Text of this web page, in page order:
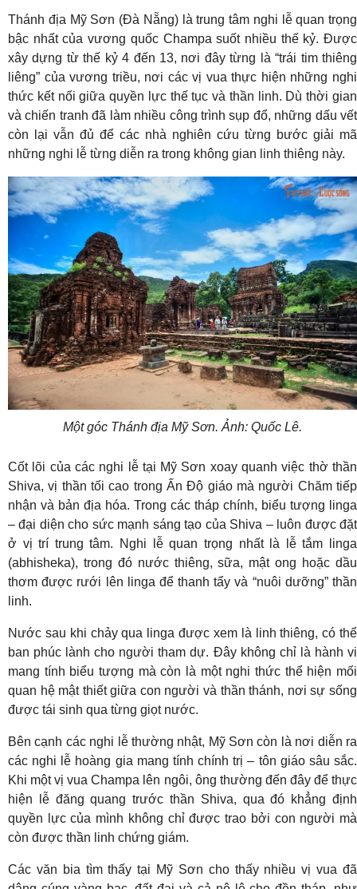
Thánh địa Mỹ Sơn (Đà Nẵng) là trung tâm nghi lễ quan trọng
bậc nhất của vương quốc Champa suốt nhiều thế kỷ. Được
xây dựng từ thế kỷ 4 đến 13, nơi đây từng là “trái tim thiêng
liêng” của vương triều, nơi các vị vua thực hiện những nghi
thức kết nối giữa quyền lực thế tục và thần linh. Dù thời gian
và chiến tranh đã làm nhiều công trình sụp đổ, những dấu vết
còn lại vẫn đủ để các nhà nghiên cứu từng bước giải mã
những nghi lễ từng diễn ra trong không gian linh thiêng này.
Một góc Thánh địa Mỹ Sơn. Ảnh: Quốc Lê.
Cốt lõi của các nghi lễ tại Mỹ Sơn xoay quanh việc thờ thần
Shiva, vị thần tối cao trong Ấn Độ giáo mà người Chăm tiếp
nhận và bản địa hóa. Trong các tháp chính, biểu tượng linga
– đại diện cho sức mạnh sáng tạo của Shiva – luôn được đặt
ở vị trí trung tâm. Nghi lễ quan trọng nhất là lễ tắm linga
(abhisheka), trong đó nước thiêng, sữa, mật ong hoặc dầu
thơm được rưới lên linga để thanh tẩy và “nuôi dưỡng” thần
linh.
Nước sau khi chảy qua linga được xem là linh thiêng, có thể
ban phúc lành cho người tham dự. Đây không chỉ là hành vi
mang tính biểu tượng mà còn là một nghi thức thể hiện mối
quan hệ mật thiết giữa con người và thần thánh, nơi sự sống
được tái sinh qua từng giọt nước.
Bên cạnh các nghi lễ thường nhật, Mỹ Sơn còn là nơi diễn ra
các nghi lễ hoàng gia mang tính chính trị – tôn giáo sâu sắc.
Khi một vị vua Champa lên ngôi, ông thường đến đây để thực
hiện lễ đăng quang trước thần Shiva, qua đó khẳng định
quyền lực của mình không chỉ được trao bởi con người mà
còn được thần linh chứng giám.
Các văn bia tìm thấy tại Mỹ Sơn cho thấy nhiều vị vua đã